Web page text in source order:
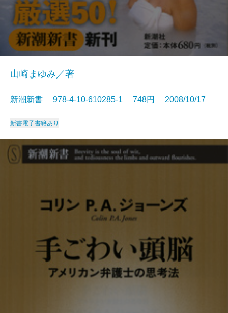
山崎まゆみ／著
新潮新書 978-4-10-610285-1 748円 2008/10/17
新書電子書籍あり